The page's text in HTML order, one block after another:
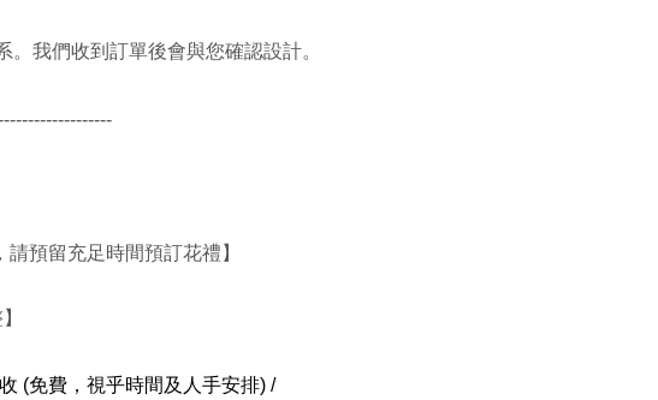
我們收到訂單後會與您確認設計。
請預留充足時間預訂花禮 】
(免費，視乎時間及人手安排) /